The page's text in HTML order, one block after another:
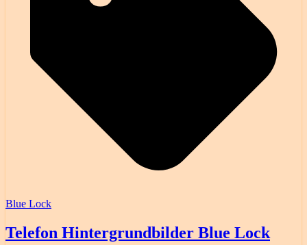
Blue Lock
Telefon Hintergrundbilder Blue Lock